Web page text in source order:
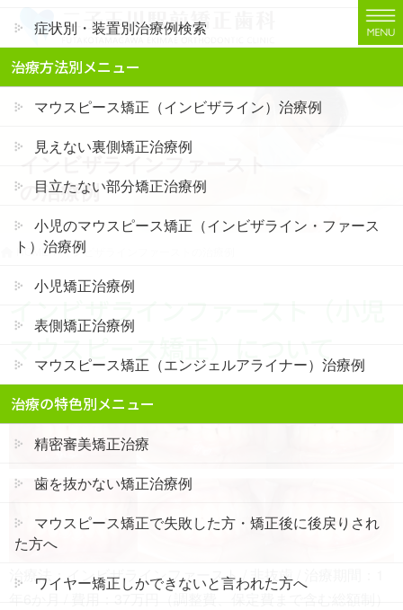
テ
ン
ゲ
ー
インビザラインファースト
の治療例
HOME インビザラインファーストの治療例
インビザラインファースト（小児
治療法：インビザラインファースト / 非抜歯 / 治療期間：1
年6か月 / 費用：37万円（調整費、保定費まで含む総額制）
症状別・装置別治療例検索
治療方法別メニュー
マウスピース矯正（インビザライン）治療例
見えない裏側矯正治療例
目立たない部分矯正治療例
小児のマウスピース矯正（インビザライン・ファース
ト）治療例
小児矯正治療例
表側矯正治療例
マウスピース矯正（エンジェルアライナー）治療例
治療の特色別メニュー
精密審美矯正治療
歯を抜かない矯正治療例
マウスピース矯正で失敗した方・矯正後に後戻りされ
た方へ
ワイヤー矯正しかできないと言われた方へ